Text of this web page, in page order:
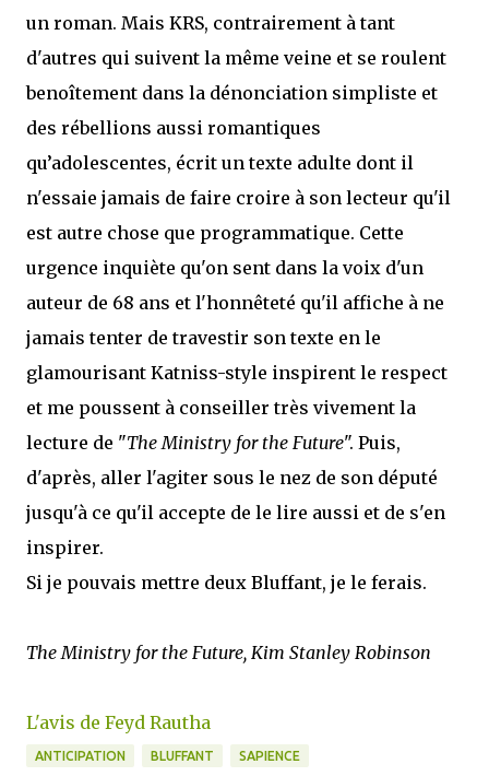
un roman. Mais KRS, contrairement à tant
d'autres qui suivent la même veine et se roulent
benoîtement dans la dénonciation simpliste et
des rébellions aussi romantiques
qu’adolescentes, écrit un texte adulte dont il
n'essaie jamais de faire croire à son lecteur qu'il
est autre chose que programmatique. Cette
urgence inquiète qu'on sent dans la voix d'un
auteur de 68 ans et l'honnêteté qu'il affiche à ne
jamais tenter de travestir son texte en le
glamourisant Katniss-style inspirent le respect
et me poussent à conseiller très vivement la
lecture de "The Ministry for the Future". Puis,
d'après, aller l'agiter sous le nez de son député
jusqu'à ce qu'il accepte de le lire aussi et de s'en
inspirer.
Si je pouvais mettre deux Bluffant, je le ferais.
The Ministry for the Future, Kim Stanley Robinson
L'avis de Feyd Rautha
ANTICIPATION BLUFFANT SAPIENCE